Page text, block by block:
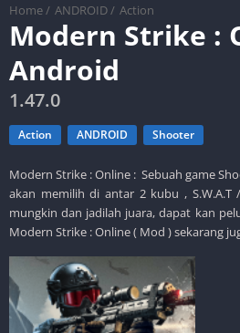
Home / ANDROID / Action
Modern Strike :
Android
1.47.0
Action ANDROID Shooter
Modern Strike : Online : Sebuah game
akan memilih di antar 2 kubu ,
mungkin dan jadilah juara, dapat kan
Modern Strike : Online ( Mod ) sekarang